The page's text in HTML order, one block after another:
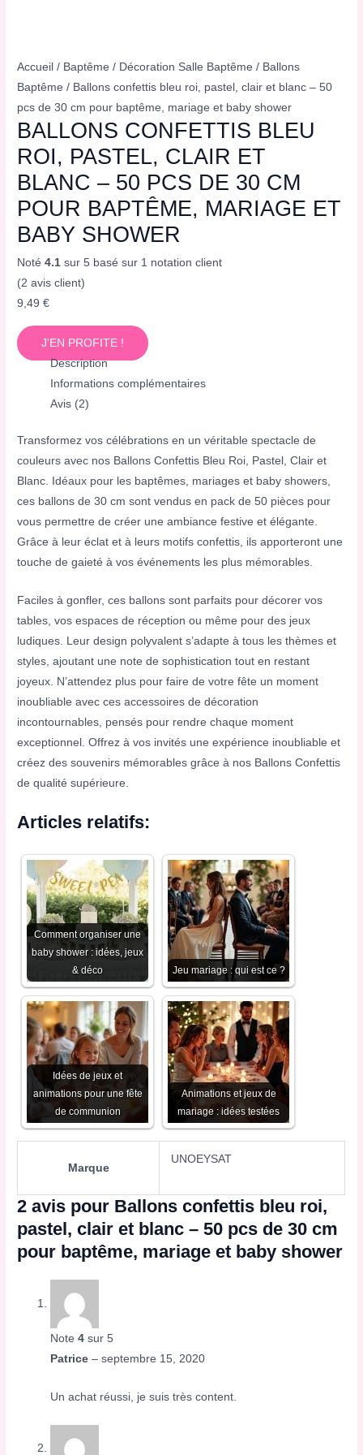
Accueil / Baptême / Décoration Salle Baptême / Ballons
Baptême / Ballons confettis bleu roi, pastel, clair et blanc – 50
pcs de 30 cm pour baptême, mariage et baby shower
BALLONS CONFETTIS BLEU
ROI, PASTEL, CLAIR ET
BLANC – 50 PCS DE 30 CM
POUR BAPTÊME, MARIAGE ET
BABY SHOWER
Noté4.1 sur 5 basé sur 1 notation client
(2 avis client)
9,49€
J'EN PROFITE !
Description
Informations complémentaires
Avis (2)
Transformez vos célébrations en un véritable spectacle de
couleurs avec nos Ballons Confettis Bleu Roi, Pastel, Clair et
Blanc. Idéaux pour les baptêmes, mariages et baby showers,
ces ballons de 30 cm sont vendus en pack de 50 pièces pour
vous permettre de créer une ambiance festive et élégante.
Grâce à leur éclat et à leurs motifs confettis, ils apporteront une
touche de gaieté à vos événements les plus mémorables.
Faciles à gonfler, ces ballons sont parfaits pour décorer vos
tables, vos espaces de réception ou même pour des jeux
ludiques. Leur design polyvalent s’adapte à tous les thèmes et
styles, ajoutant une note de sophistication tout en restant
joyeux. N’attendez plus pour faire de votre fête un moment
inoubliable avec ces accessoires de décoration
incontournables, pensés pour rendre chaque moment
exceptionnel. Offrez à vos invités une expérience inoubliable et
créez des souvenirs mémorables grâce à nos Ballons Confettis
de qualité supérieure.
Articles relatifs:
Comment organiser une
baby shower : idées, jeux
& déco
Jeu mariage : qui est ce ?
Idées de jeux et
animations pour une fête
de communion
Animations et jeux de
mariage : idées testées
Marque
UNOEYSAT
2 avis pour Ballons confettis bleu roi,
pastel, clair et blanc – 50 pcs de 30 cm
pour baptême, mariage et baby shower
Note4 sur 5
Patrice– septembre 15, 2020
Un achat réussi, je suis très content.